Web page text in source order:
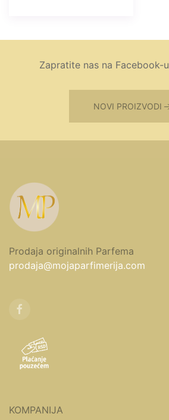
Zapratite nas na Facebook-u
NOVI PROIZVODI
Prodaja originalnih Parfema
prodaja@mojaparfimerija.com
KOMPANIJA